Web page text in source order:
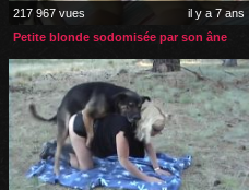
217 967 vues
il y a 7 ans
Petite blonde sodomisée par son âne